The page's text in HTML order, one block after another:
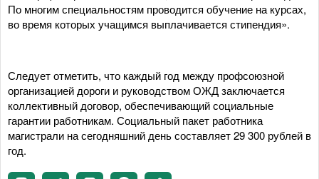
По многим специальностям проводится обучение на курсах,
во время которых учащимся выплачивается стипендия».
Следует отметить, что каждый год между профсоюзной
организацией дороги и руководством ОЖД заключается
коллективный договор, обеспечивающий социальные
гарантии работникам. Социальный пакет работника
магистрали на сегодняшний день составляет 29 300 рублей в
год.